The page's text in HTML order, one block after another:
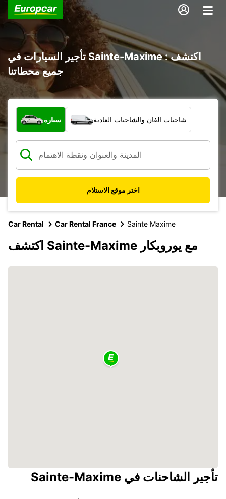
تأجير السيارات في Sainte-Maxime : اكتشف
جميع محطاتنا
ما نوع المركبة؟
سيارة شاحنات الفان والشاحنات العادية
اختر موقع الاستلام
Car Rental Car Rental France Sainte Maxime
اكتشف Sainte-Maxime مع يوروبكار
تأجير الشاحنات في Sainte-Maxime